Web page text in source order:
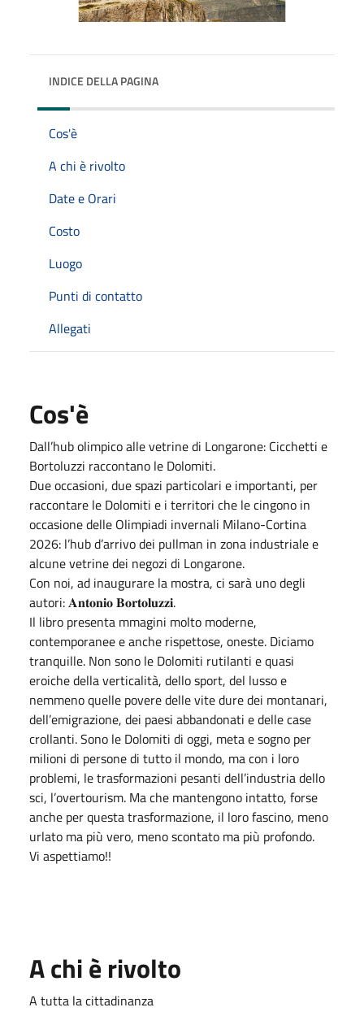
INDICE DELLA PAGINA
Cos'è
A chi è rivolto
Date e Orari
Costo
Luogo
Punti di contatto
Allegati
Cos'è
Dall’hub olimpico alle vetrine di Longarone: Cicchetti e
Bortoluzzi raccontano le Dolomiti.
Due occasioni, due spazi particolari e importanti, per
raccontare le Dolomiti e i territori che le cingono in
occasione delle Olimpiadi invernali Milano-Cortina
2026: l’hub d’arrivo dei pullman in zona industriale e
alcune vetrine dei negozi di Longarone.
Con noi, ad inaugurare la mostra, ci sarà uno degli
autori: 𝐀𝐧𝐭𝐨𝐧𝐢𝐨 𝐁𝐨𝐫𝐭𝐨𝐥𝐮𝐳𝐳𝐢.
Il libro presenta mmagini molto moderne,
contemporanee e anche rispettose, oneste. Diciamo
tranquille. Non sono le Dolomiti rutilanti e quasi
eroiche della verticalità, dello sport, del lusso e
nemmeno quelle povere delle vite dure dei montanari,
dell’emigrazione, dei paesi abbandonati e delle case
crollanti. Sono le Dolomiti di oggi, meta e sogno per
milioni di persone di tutto il mondo, ma con i loro
problemi, le trasformazioni pesanti dell’industria dello
sci, l’overtourism. Ma che mantengono intatto, forse
anche per questa trasformazione, il loro fascino, meno
urlato ma più vero, meno scontato ma più profondo.
Vi aspettiamo!!
A chi è rivolto
A tutta la cittadinanza